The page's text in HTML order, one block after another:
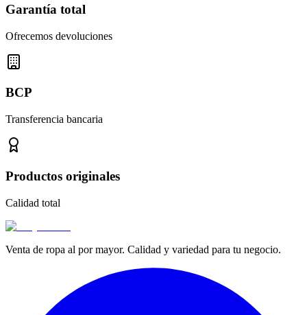
Garantía total
Ofrecemos devoluciones
BCP
Transferencia bancaria
Productos originales
Calidad total
Venta de ropa al por mayor. Calidad y variedad para tu negocio.